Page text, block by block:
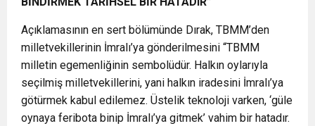
Açıklamasının en sert bölümünde Dırak, TBMM’den
milletvekillerinin İmralı’ya gönderilmesini “TBMM
milletin egemenliğinin sembolüdür. Halkın oylarıyla
seçilmiş milletvekillerini, yani halkın iradesini İmralı’ya
götürmek kabul edilemez. Üstelik teknoloji varken, ‘güle
oynaya feribota binip İmralı’ya gitmek’ vahim bir hatadır.